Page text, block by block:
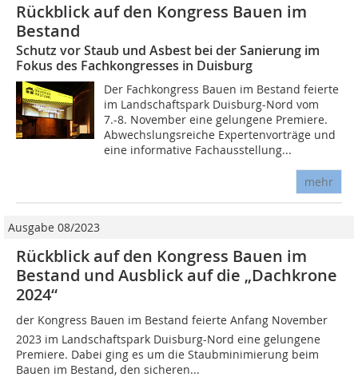
Rückblick auf den Kongress Bauen im
Bestand
Schutz vor Staub und Asbest bei der Sanierung im
Fokus des Fachkongresses in Duisburg
Der Fachkongress Bauen im Bestand feierte
im Landschaftspark Duisburg-Nord vom
7.-8. November eine gelungene Premiere.
Abwechslungsreiche Expertenvorträge und
eine informative Fachausstellung...
mehr
Ausgabe 08/2023
Rückblick auf den Kongress Bauen im
Bestand und Ausblick auf die „Dachkrone
2024“
der Kongress Bauen im Bestand feierte Anfang November
2023 im Landschaftspark Duisburg-Nord eine gelungene
Premiere. Dabei ging es um die Staubminimierung beim
Bauen im Bestand, den sicheren...